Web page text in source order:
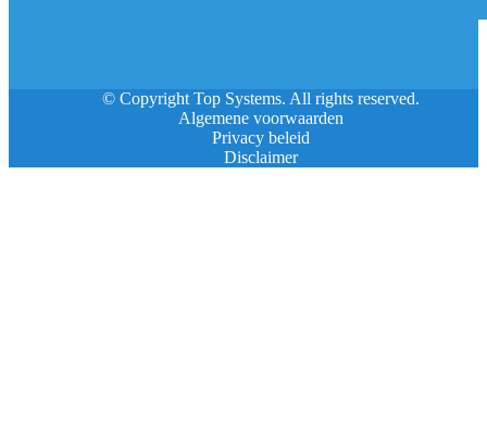
© Copyright Top Systems. All rights reserved.
Algemene voorwaarden
Privacy beleid
Disclaimer